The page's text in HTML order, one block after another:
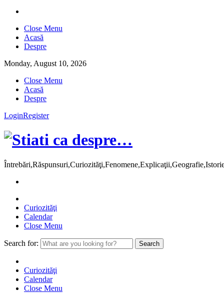
Close Menu
Acasă
Despre
Monday, August 10, 2026
Close Menu
Acasă
Despre
LoginRegister
Curiozităţi
Calendar
Close Menu
Search for:
Curiozităţi
Calendar
Close Menu